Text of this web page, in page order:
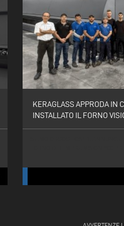
KERAGLASS APPRODA IN
INSTALLATO IL FORNO